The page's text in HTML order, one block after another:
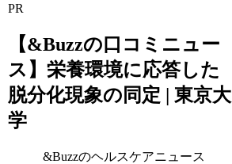
PR
【&Buzzの口コミニュー
ス】栄養環境に応答した
脱分化現象の同定 | 東京大
学
&Buzzのヘルスケアニュース